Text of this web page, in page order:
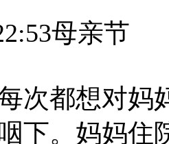
母亲节
都想对妈
下。妈妈住